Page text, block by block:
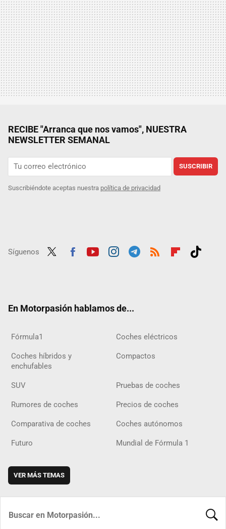
RECIBE "Arranca que nos vamos", NUESTRA
NEWSLETTER SEMANAL
SUSCRIBIR
Suscribiéndote aceptas nuestra política de privacidad
Síguenos
En Motorpasión hablamos de...
Fórmula1 Coches eléctricos
Coches híbridos y
enchufables
Compactos
SUV Pruebas de coches
Rumores de coches Precios de coches
Comparativa de coches Coches autónomos
Futuro Mundial de Fórmula 1
VER MÁS TEMAS